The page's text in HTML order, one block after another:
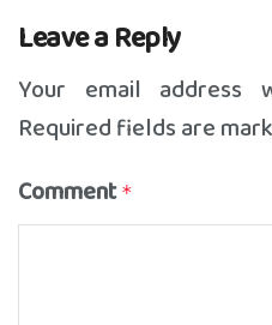
Leave a Reply
Your email address
Required fields are
Comment *